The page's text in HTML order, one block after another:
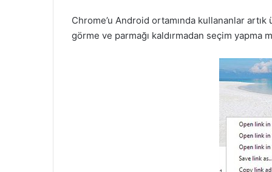
Chrome’u Android ortamında kullananlar
görme ve parmağı kaldırmadan seçim yapma